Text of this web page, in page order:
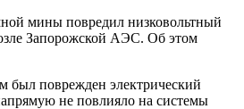
мины повредил низковольтный
Запорожской АЭС. Об этом
был поврежден электрический
не повлияло на системы